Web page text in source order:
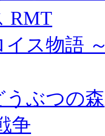
RMT
ス物語
ぶつの森
争